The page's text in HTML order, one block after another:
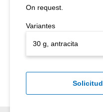
On request.
Variantes